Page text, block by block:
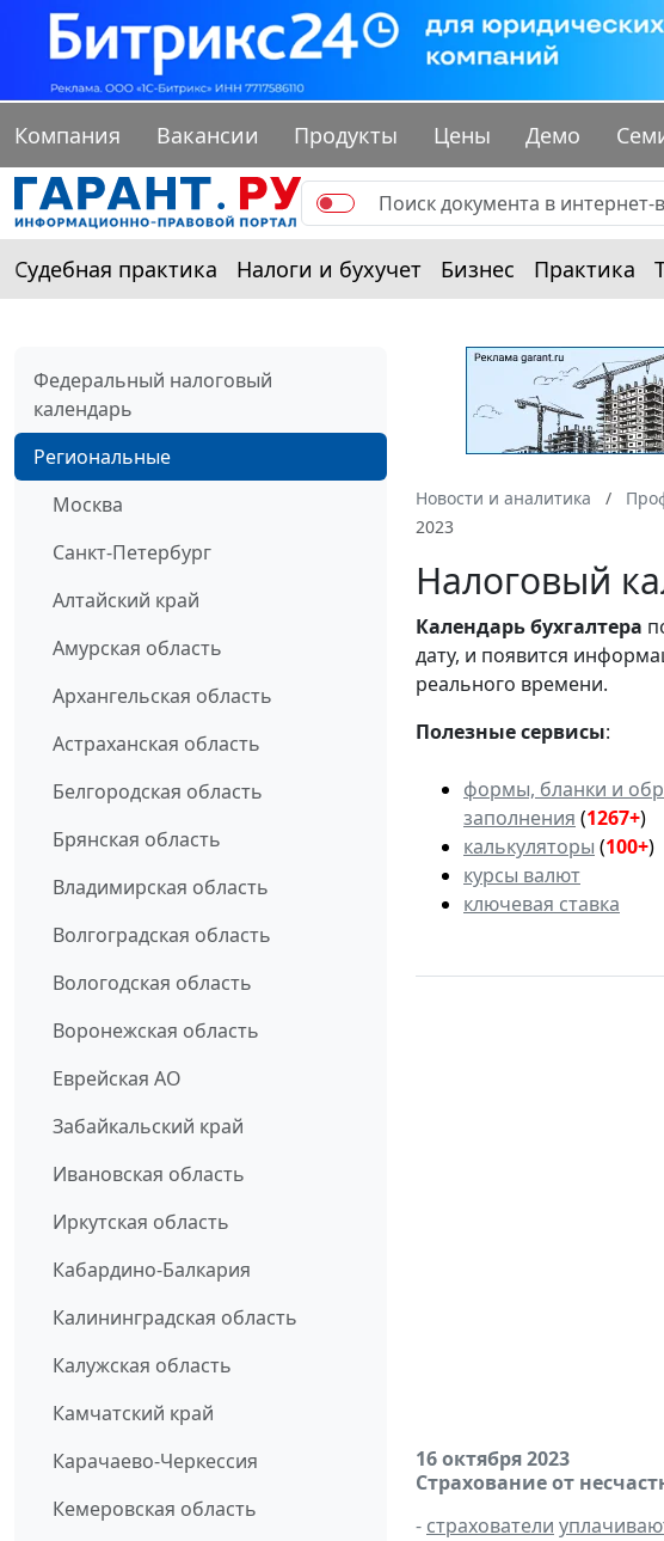
Компания Вакансии Продукты Цены Демо
Судебная практика Налоги и бухучет Бизнес Практика
Федеральный налоговый
календарь
Региональные
Москва
Санкт-Петербург
Алтайский край
Амурская область
Архангельская область
Астраханская область
Белгородская область
Брянская область
Владимирская область
Волгоградская область
Вологодская область
Воронежская область
Еврейская АО
Забайкальский край
Ивановская область
Иркутская область
Кабардино-Балкария
Калининградская область
Калужская область
Камчатский край
Карачаево-Черкессия
Кемеровская область
Новости и аналитика
2023
Налоговый
Календарьбухгалтера
дату, и появится
реального времени.
Полезные сервисы:
формы, бланки и
заполнения (1267+)
калькуляторы (100+)
курсы валют
ключевая ставка
16 октября 2023
Страхование от
- страхователи